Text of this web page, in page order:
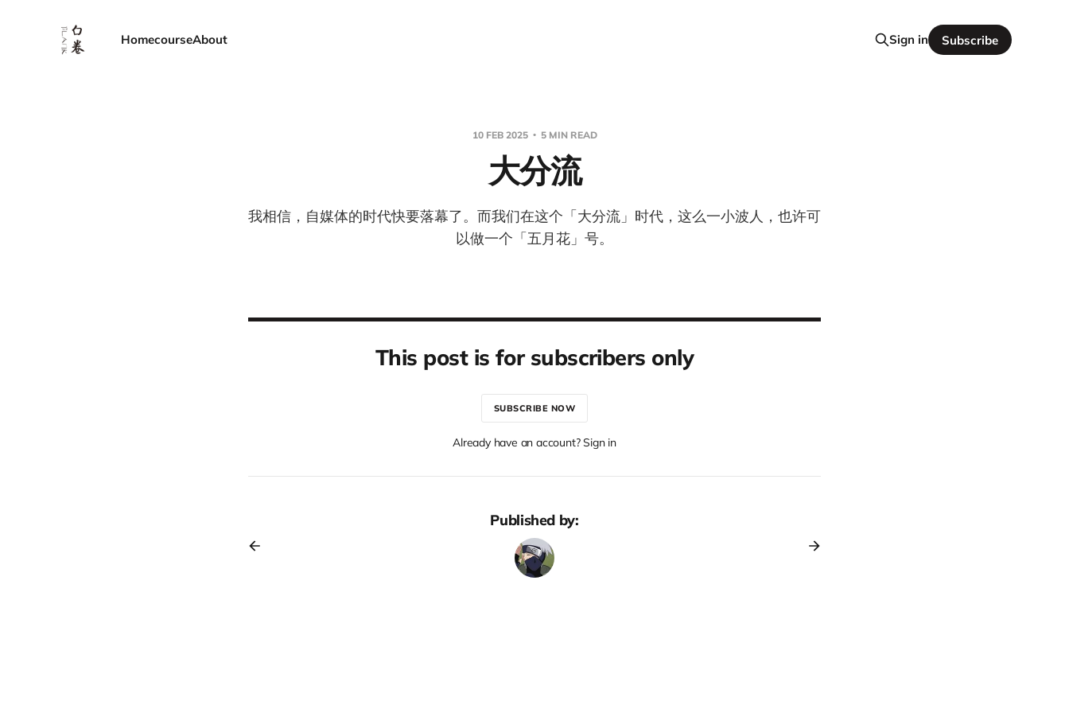
HomecourseAbout Sign in Subscribe
10 FEB 2025 5 MIN READ
大分流
我相信，自媒体的时代快要落幕了。而我们在这个「大分流」时代，这么一小波人，也许可
以做一个「五月花」号。
This post is for subscribers only
SUBSCRIBE NOW
Already have an account? Sign in
Published by: